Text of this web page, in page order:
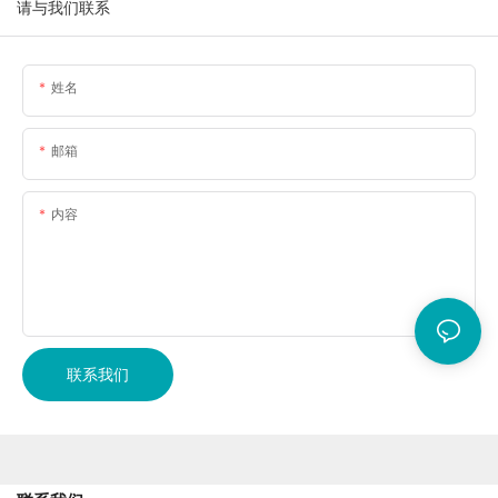
请与我们联系
姓名
邮箱
内容
联系我们